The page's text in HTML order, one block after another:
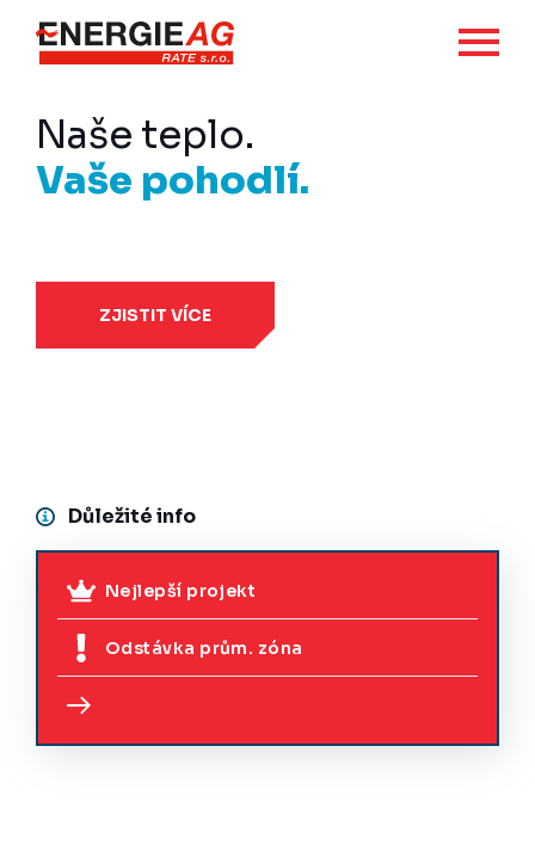
Naše teplo.
Vaše pohodlí.
ZJISTIT VÍCE
Důležité info
Nejlepší projekt
Odstávka prům. zóna